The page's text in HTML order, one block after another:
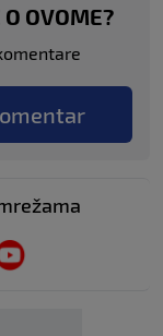
O OVOME?